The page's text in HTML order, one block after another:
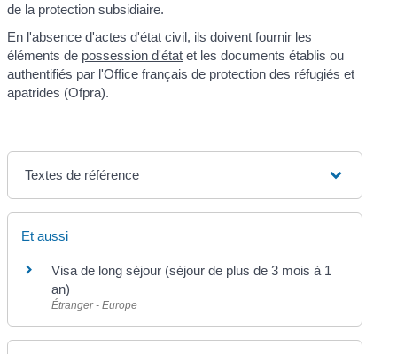
de la protection subsidiaire.
En l'absence d'actes d'état civil, ils doivent fournir les
éléments de possession d'état et les documents établis ou
authentifiés par l'Office français de protection des réfugiés et
apatrides (Ofpra).
Textes de référence
Et aussi
Visa de long séjour (séjour de plus de 3 mois à 1
an)
Étranger - Europe